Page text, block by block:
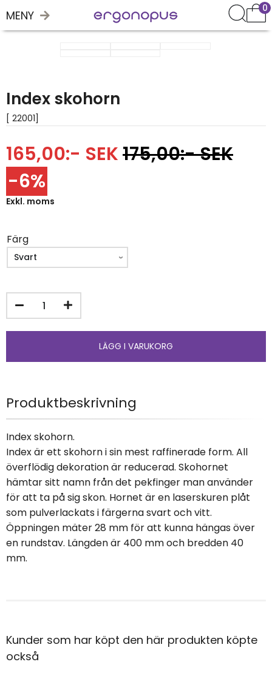
MENY 0
Index skohorn
[ 22001]
165,00:- SEK175,00:- SEK
-6%
Exkl. moms
Färg
Produktbeskrivning
Index skohorn.
Index är ett skohorn i sin mest raffinerade form. All
överflödig dekoration är reducerad. Skohornet
hämtar sitt namn från det pekfinger man använder
för att ta på sig skon. Hornet är en laserskuren plåt
som pulverlackats i färgerna svart och vitt.
Öppningen mäter 28 mm för att kunna hängas över
en rundstav. Längden är 400 mm och bredden 40
mm.
Kunder som har köpt den här produkten köpte
också